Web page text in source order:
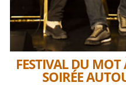
FESTIVAL DU
SOIRÉE